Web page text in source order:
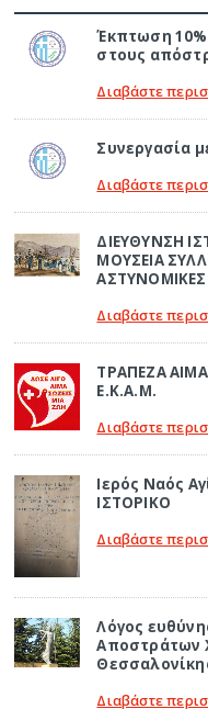
Έκπτωση
στους
Διαβάστε
Συνεργασία
Διαβάστε
ΔΙΕΥΘΥΝΣΗ
ΜΟΥΣΕΙΑ
ΑΣΤΥΝΟΜΙΚΕΣ
Διαβάστε
ΤΡΑΠΕΖΑ
Ε.Κ.Α.Μ.
Διαβάστε
Ιερός Ναός
ΙΣΤΟΡΙΚΟ
Διαβάστε
Λόγος
Αποστράτων
Διαβάστε